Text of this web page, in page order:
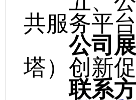
共服务平台
公司
塔）创新
联系